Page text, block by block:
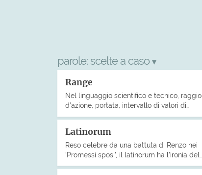
parole: scelte a caso ▾
Range
Nel linguaggio scientifico e tecnico, raggio
d’azione, portata, intervallo di valori di…
Latinorum
Reso celebre da una battuta di Renzo nei
‘Promessi sposi’, il latinorum ha l’ironia del…